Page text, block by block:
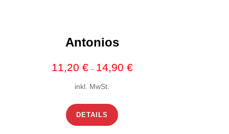
Antonios
11,20 €– 14,90 €
inkl. MwSt.
DETAILS